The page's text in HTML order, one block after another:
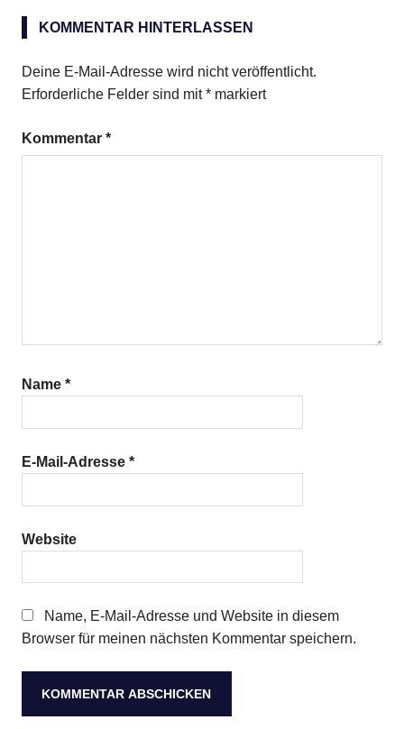
KOMMENTAR HINTERLASSEN
Deine E-Mail-Adresse wird nicht veröffentlicht.
Erforderliche Felder sind mit* markiert
Kommentar *
Name *
E-Mail-Adresse *
Website
Name, E-Mail-Adresse und Website in diesem
Browser für meinen nächsten Kommentar speichern.